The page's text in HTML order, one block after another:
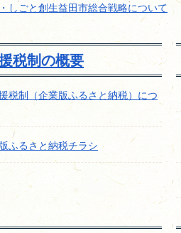
しごと創生益田市総合戦略について
税制の概要
税制（企業版ふるさと納税）につ
ふるさと納税チラシ